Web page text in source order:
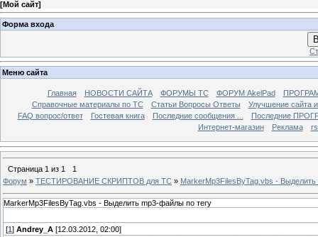
[Мой сайт]
Форма входа
Меню сайта
Главная НОВОСТИ САЙТА ФОРУМЫ TC ФОРУМ AkelPad
Справочные материалы по TС
Статьи Вопросы Ответы
Улучшение сайта
FAQ вопрос/ответ
Гостевая книга Последние сообщения ...
Последние
Интернет-магазин
Реклама
Страница 1 из 1
1
Форум » ТЕСТИРОВАНИЕ СКРИПТОВ для TC » MarkerMp3FilesByTag.vbs -
MarkerMp3FilesByTag.vbs - Выделить mp3-файлы по тегу
[1 ] Andrey_A [12.03.2012, 02:00]